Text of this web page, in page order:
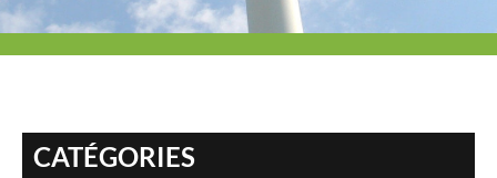
CATÉGORIES